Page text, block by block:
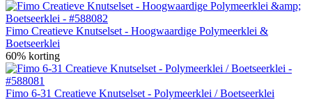
Fimo Creatieve Knutselset - Hoogwaardige Polymeerklei &
Boetseerklei
60% korting
Fimo 6-31 Creatieve Knutselset - Polymeerklei / Boetseerklei